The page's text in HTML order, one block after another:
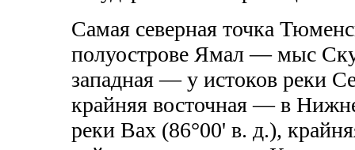
Самая северная точка
полуострове Ямал — мыс
западная — у истоков реки
крайняя восточная — в
реки Вах (86°00' в. д.),